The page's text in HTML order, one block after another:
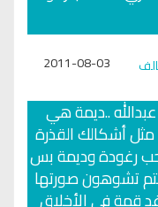
2011-08-03
..ديمة هي
أشكالك القذرة
رغودة وديمة بس
تشوهون صورتها
قمة في الأخلاق